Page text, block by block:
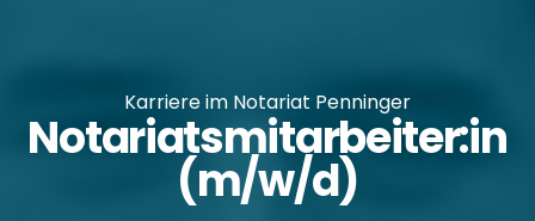
Karriere im Notariat Penninger
Notariatsmitarbeiter:in
(m/w/d)